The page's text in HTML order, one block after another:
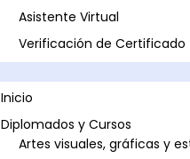
Medio Ambiente y Seguridad
Plataforma Bancaria y
Secretaria Corporativo
Telemarketing
Ventas de Productos y
Visitador Médico
Asistente Virtual
Verificación de Certificado
Inicio
Diplomados y Cursos
Artes visuales, gráficas y